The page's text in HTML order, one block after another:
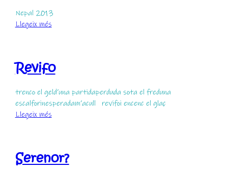
Nepal 2013
Llegeix més:
val
somriure
Revifo
trenco el geld’una partidaperduda sota el freduna
escalforinesperadam’acull revifoi encenc el glaç
Llegeix més:
Serenor?